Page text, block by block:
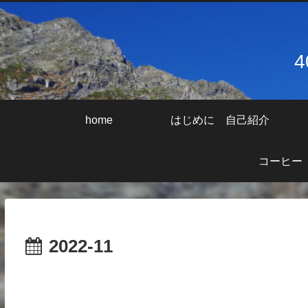
home はじめに 自己紹介
コーヒー
2022-11